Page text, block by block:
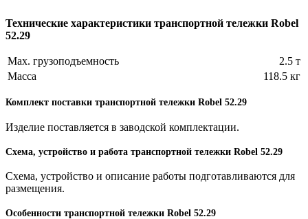
Технические характеристики транспортной тележки Robel
52.29
Max. грузоподъемность
2.5 т
Масса
118.5 кг
Комплект поставки транспортной тележки Robel 52.29
Изделие поставляется в заводской комплектации.
Схема, устройство и работа транспортной тележки Robel 52.29
Схема, устройство и описание работы подготавливаются для
размещения.
Особенности транспортной тележки Robel 52.29